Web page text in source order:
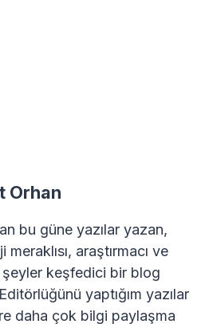
Orhan
bu güne yazılar yazan,
meraklısı, araştırmacı ve
keşfedici bir blog
yaptığım yazılar
daha çok bilgi paylaşma